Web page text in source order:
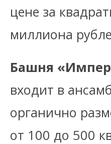
цене за
миллиона
Башня
входит в
органично
от 100 до 500